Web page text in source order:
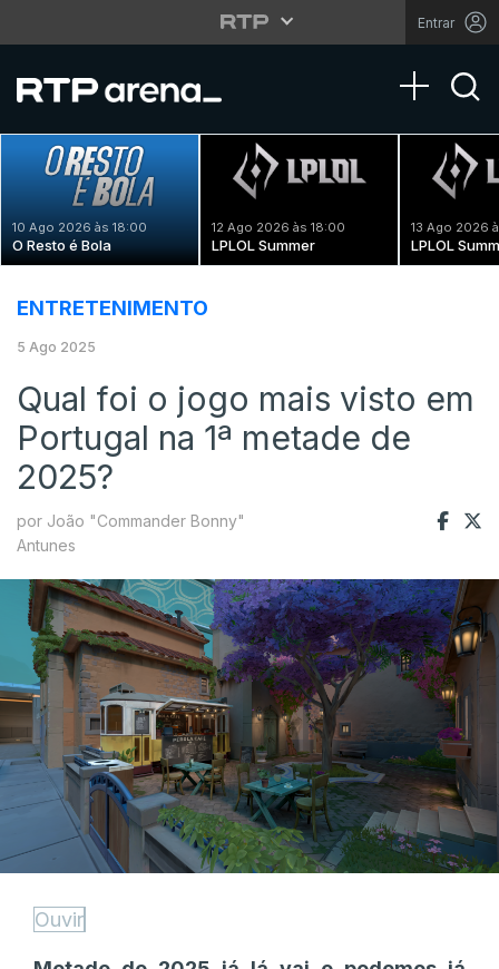
Entrar
Toggle
10 Ago 2026 às 18:00
O Resto é Bola
12 Ago 2026 às 18:00
LPLOL Summer
13 Ago 2026
LPLOL
ENTRETENIMENTO
5 Ago 2025
Qual foi o jogo mais visto em
Portugal na 1ª metade de
2025?
por João "Commander Bonny"
Antunes
Ouvir